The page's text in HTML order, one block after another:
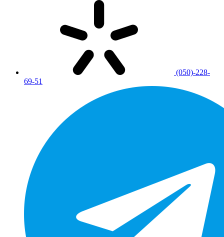
(050)-228-
69-51